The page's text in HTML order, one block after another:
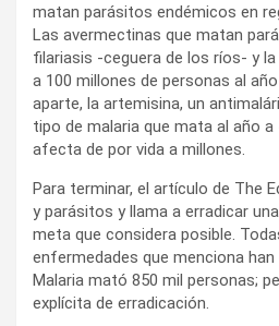
matan parásitos endémicos en
Las avermectinas que matan
filariasis -ceguera de los ríos- y
a 100 millones de personas al
aparte, la artemisina, un
tipo de malaria que mata al año
afecta de por vida a millones.
Para terminar, el artículo de The
y parásitos y llama a erradicar
meta que considera posible.
enfermedades que menciona han
Malaria mató 850 mil personas;
explícita de erradicación.